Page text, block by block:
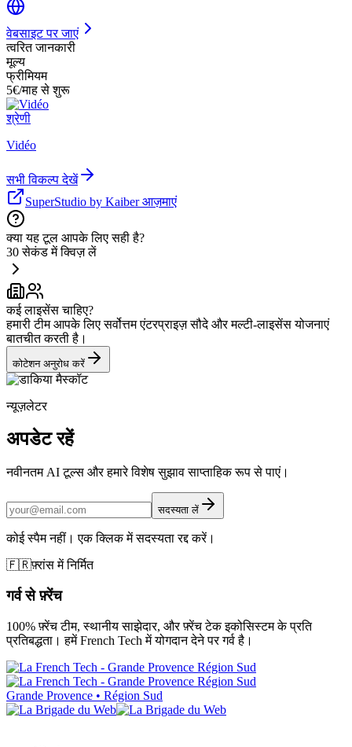
वेबसाइट पर जाएं
त्वरित जानकारी
मूल्य
फ्रीमियम
5€/माह से शुरू
श्रेणी
Vidéo
सभी विकल्प देखें
SuperStudio by Kaiber आज़माएं
क्या यह टूल आपके लिए सही है?
30 सेकंड में क्विज़ लें
कई लाइसेंस चाहिए?
हमारी टीम आपके लिए सर्वोत्तम एंटरप्राइज़ सौदे और मल्टी-लाइसेंस योजनाएं
बातचीत करती है।
कोटेशन अनुरोध करें
न्यूज़लेटर
अपडेट रहें
नवीनतम AI टूल्स और हमारे विशेष सुझाव साप्ताहिक रूप से पाएं।
सदस्यता लें
कोई स्पैम नहीं। एक क्लिक में सदस्यता रद्द करें।
🇫🇷फ़्रांस में निर्मित
गर्व से फ़्रेंच
100% फ़्रेंच टीम, स्थानीय साझेदार, और फ़्रेंच टेक इकोसिस्टम के प्रति
प्रतिबद्धता। हमें French Tech में योगदान देने पर गर्व है।
Grande Provence • Région Sud